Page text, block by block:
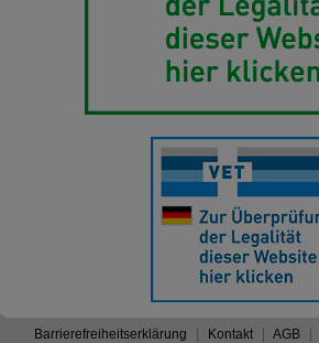
Barrierefreiheitserklärung Kontakt AGB